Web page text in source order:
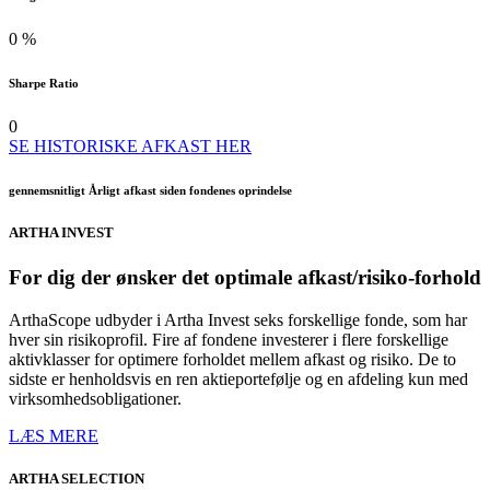
0 %
Sharpe Ratio
0
SE HISTORISKE AFKAST HER
gennemsnitligt Årligt afkast siden fondenes oprindelse
ARTHAINVEST
For dig der ønsker det optimale afkast/risiko-forhold
ArthaScope udbyder i Artha Invest seks forskellige fonde, som har
hver sin risikoprofil. Fire af fondene investerer i flere forskellige
aktivklasser for optimere forholdet mellem afkast og risiko. De to
sidste er henholdsvis en ren aktieportefølje og en afdeling kun med
virksomhedsobligationer.
LÆS MERE
ARTHASELECTION